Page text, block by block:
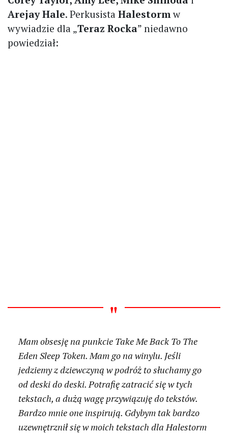
Arejay Hale. Perkusista Halestormw
wywiadzie dla „Teraz Rocka” niedawno
powiedział:
Mam obsesję na punkcie Take Me Back To The
EdenSleep Token. Mam go na winylu. Jeśli
jedziemy z dziewczyną w podróż to słuchamy go
od deski do deski. Potrafię zatracić się w tych
tekstach, a dużą wagę przywiązuję do tekstów.
Bardzo mnie one inspirują. Gdybym tak bardzo
uzewnętrznił się w moich tekstach dla Halestorm